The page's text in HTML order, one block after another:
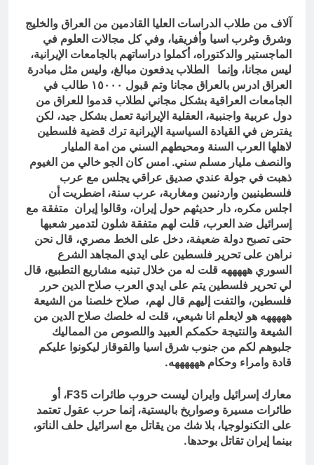
آلاف من طلاب الدراسات العليا القادمين من العراق والخليج
وشرق وغرب اسيا وأفريقيا، وفي كل مجالات العلوم في
الماجستير والدكتوراه، أكملوا دراساتهم بالجامعات الإيرانية،
ليس مجانا، وإنما الطلاب يدفعون مبالغ، وليس مثل مبادرة
العراق ادرس بالعراق مجانا وتم قبول ١٥٠٠٠ طالب في
الجامعات العراقية بشكل مجاني لطلاب قدموا للعراق من
دول عربية واجنبية، العقلية الإيرانية تعمل بشكل جيد، لكن
يفترض في القيادة السياسية الإيرانية ترك قضية فلسطين
لاهلها العرب السنة ومحيطهم السني من امة المليار
والنصف مليار مسلم سني. امس كان الجو خالي من الغيوم
ذهبت في جولة عندي صديق عراقي يجلس مع عرب
فلسطينيين واردنيين ومغاربة، عرب سنة، اضطريت أن
اجلس مكره، دار حديثهم حول إيران، وقالوا إيران متفقة مع
إسرائيل ضد العرب، قلت لهم متفقة شلون لتدمير شعبها
حتى تصبح دولة ضعيفة، دخل على الخط مصري، قال نحن
نراهن على تحرير فلسطين على ايدي المجاهد الشرع
السوري هههههه قلت له من خلال تبنيه مشاريع التطبيع، قال
لي تحرير فلسطين يتم على ايدي العرب صلاح الدين حرر
فلسطين، والتفت إليهم قال لهم، صلاح خلصنا من الشيعة
هههههه هو لايعلم انا شيعي، قلت له خلصك صلاح الدين من
الشيعة والنتيجة حكمكم العبيد واللصوص من المماليك
جلبوهم لكم من جنوب شرق اسيا والقوقاز ليكونوا عليكم
قادة وامراء وحكام ههههههه.
معارك إسرائيل وايران ليست حروب طائرات F35، أو
طائرات مسيرة وصواريخ باليستية، إنما حرب عقول تعتمد
على التكنولوجيا، بلا شك من يقاتل مع اسرائيل حلف الناتو،
بينما إيران تقاتل بوحدها.